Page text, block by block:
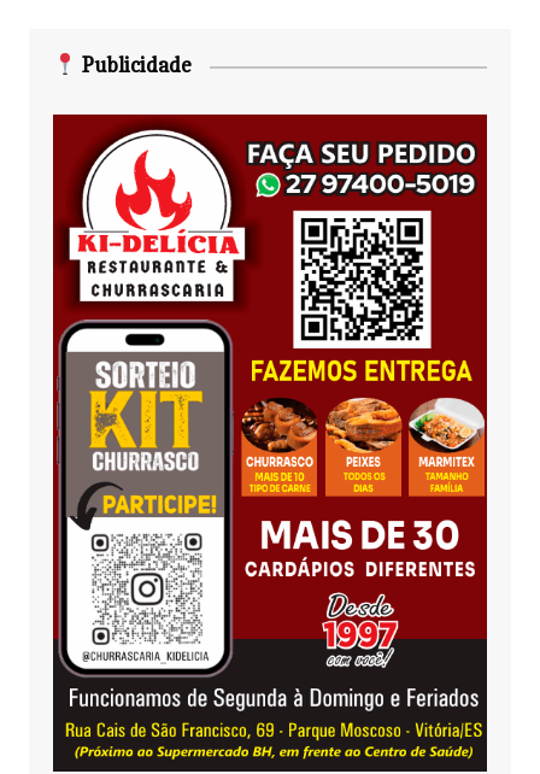
Publicidade